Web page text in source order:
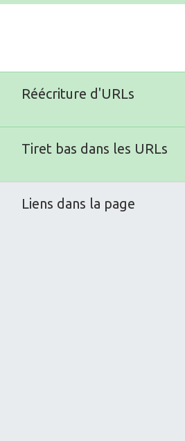
Réécriture d'URLs
Tiret bas dans les URLs
Liens dans la page